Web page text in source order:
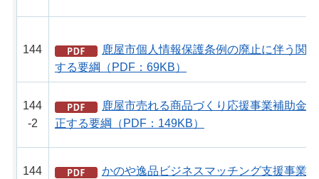
144
鹿屋市個人情報保護条例の廃止に伴う関
する要綱（PDF：69KB）
144
-2
鹿屋市売れる商品づくり応援事業補助金
正する要綱（PDF：149KB）
144
かのや逸品ビジネスマッチング支援事業